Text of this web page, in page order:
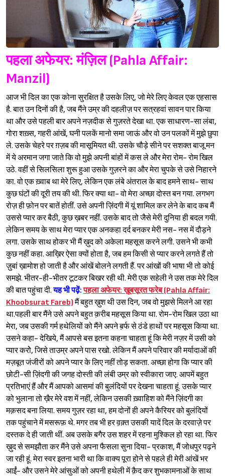
Sign in
पहला अफेयर: मंज़िल (Pahla Affair:
Manzil)
आज भी दिल का एक कोना सुरक्षित है उसके लिए, जो मेरे लिए केवल एक एहसास
है. बात उन दिनों की है, जब मैंने उम्र की दहलीज़ पर सत्रहवां सावन पार किया
था और उसे पहली बार अपने नज़दीक से गुज़रते देखा था. एक साधारण-सा लंबा,
गोरा शख़्स, गहरी आंखें, घनी पलकें मानो समा जाऊं और वो उन पलकों में मुझे छुपा
ले. उसके चेहरे पर ग़ज़ब की मासूमियत थी. उसके चौड़े सीने पर सशक्त बाजू मन
में ये अरमान जगा जाते कि वो मुझे अपनी बांहों में कस ले और मेरा रोम- रोम खिल
उठे. वहीं से सिलसिला शुरू हुआ उसके गुज़रने का और मेरा चुपके से उसे निहारने
का. वो एक ख़्वाब था मेरे लिए, लेकिन एक लंबे अंतराल के बाद हमने साथ- साथ
कुछ घंटों की दूरी तय की थी. फिर क्या था- वो मेरा अच्छा दोस्त बन गया. लगभग
रोज़ ही फ़ोन पर बातें होतीं. उसे अपनी ज़िंदगी में यूं शामिल कर लेने के बाद कब मैं
उससे प्यार कर बैठी, कुछ ख़बर नहीं. उसके बाद तो जैसे मेरी दुनिया ही बदल गयी.
लेकिन समय के साथ मेरा प्यार एक अनकहा दर्द बनकर मेरी नस- नस में दौड़ने
लगा. उसके साथ होकर भी मैं ख़ुद को अकेला महसूस करने लगी. उसने भी कभी
कुछ नहीं कहा. आख़िर ऐसा क्यों होता है, जब हम किसी से प्यार करने लगते हैं तो
ज़ुबां ख़ामोश हो जाती है और आंखें बोलने लगती हैं. पर आंखों की भाषा भी तो कोई
समझे. भीतर-ही-भीतर टूटकर बिखर रही थी. मेरी एक सहेली ने उस तक मेरे दिल
की बात पहुंचा दी.यह भी पढ़ें:पहला अफेयर: ख़ूबसूरत फरेब (Pahla Affair:
Khoobsurat Fareb)मैं बहुत ख़ुश थी उस दिन, जब वो मुझसे मिलने आ रहा
था.पहली बार मैंने उसे अपने बहुत क़रीब महसूस किया था. रोम-रोम खिल उठा था
मेरा, जब उसकी गर्म हथेलियों को मैंने अपने ब़र्फ से ठंडे हाथों पर महसूस किया था.
उसने कहा- देखिये, मैं आपसे बस इतना कहना चाहता हूं कि मेरी नज़र में उसी को
प्यार करोे, जिसे ताउम्र अपने पास रखो. लेकिन मैं अपने परिवार की मर्यादाओं की
मज़बूत जंजीरों को अपने प्यार के लिए नहीं तोड़ सकता. अच्छा होगा कि प्यार की
छोटी-सी ज़िंदगी की जगह दोस्ती की लंबी उम्र को स्वीकारा जाए. आपमें बहुत
प्रतिभाएं हैं और मैं आपको आसमां की बुलंदियों पर देखना चाहता हूं. उसके प्यार
को भुलाना तो ख़ैर मेरे वश में नहीं, लेकिन उसकी ख़्वाहिश को मैंने ज़िंदगी का
मक़सद बना लिया. समय गुज़र रहा था, हम दोनों ही अपने कैरियर को बुलंदियों
तक पहुंचाने में मसरूफ़ थे. मगर तब भी हर व़क़्त उसकी यादें दिल के दरवाज़े पर
दस्तक दे ही जाती थीं. अब उसके बगैर उस शहर में रहना मुश्किल हो रहा था. फिर
ख़ुद से समझौता कर मैंने उसे अपना फैसला सुना दिया- प्रकाश, मैं जोधपुर पढ़ने
जा रही हूं. मेरा स्वर इतना भारी था कि वाक्य पूरा होने से पहले ही मेरी आंखें भर
आईं- और उसने मेरे आंसुओं को अपनी हथेली में क़ैद कर शुभकामनाओं के साथ